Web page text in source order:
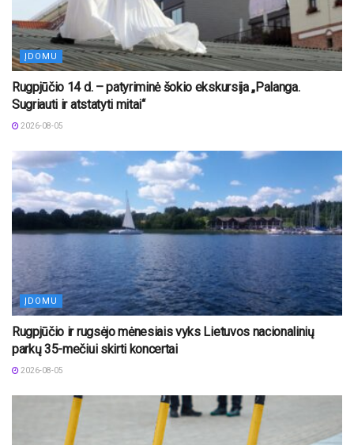
ĮDOMU
Rugpjūčio 14 d. – patyriminė šokio ekskursija „Palanga.
Sugriauti ir atstatyti mitai“
2026-08-05
ĮDOMU
Rugpjūčio ir rugsėjo mėnesiais vyks Lietuvos nacionalinių
parkų 35-mečiui skirti koncertai
2026-08-05